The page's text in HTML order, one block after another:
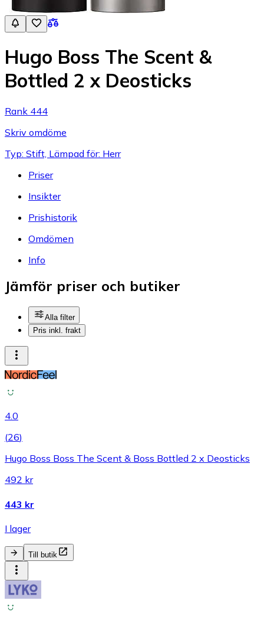
Hugo Boss The Scent &
Bottled 2 x Deosticks
Rank 444
Skriv omdöme
Typ: Stift, Lämpad för: Herr
Priser
Insikter
Prishistorik
Omdömen
Info
Jämför priser och butiker
Alla filter
Pris inkl. frakt
4.0
(26)
Hugo Boss Boss The Scent & Boss Bottled 2 x Deosticks
492 kr
443 kr
I lager
Till butik